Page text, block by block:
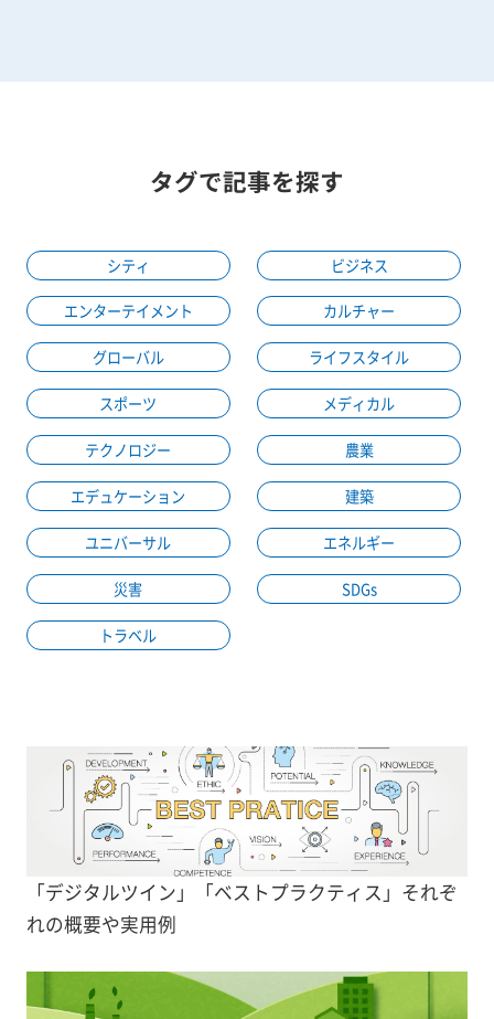
タグで記事を探す
シティ ビジネス
エンターテイメント カルチャー
グローバル ライフスタイル
スポーツ メディカル
テクノロジー 農業
エデュケーション 建築
ユニバーサル エネルギー
災害 SDGs
トラベル
「デジタルツイン」「ベストプラクティス」それぞ
れの概要や実用例